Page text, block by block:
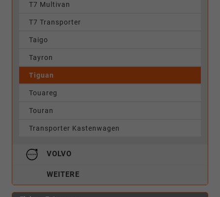
T7 Multivan
T7 Transporter
Taigo
Tayron
Tiguan
Touareg
Touran
Transporter Kastenwagen
VOLVO
WEITERE